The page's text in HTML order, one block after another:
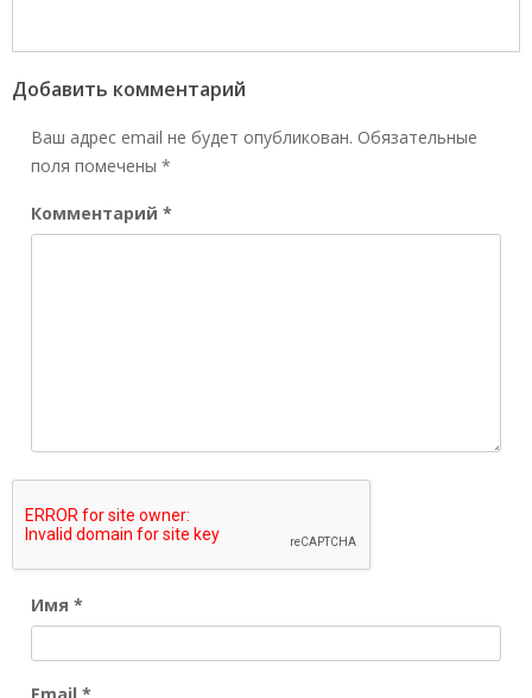
Добавить комментарий
Ваш адрес email не будет опубликован. Обязательные
поля помечены *
Комментарий *
Имя *